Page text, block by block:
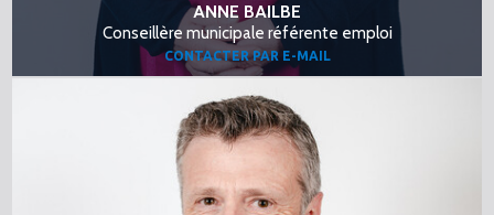
ANNE BAILBE
Conseillère municipale référente emploi
CONTACTER PAR E-MAIL